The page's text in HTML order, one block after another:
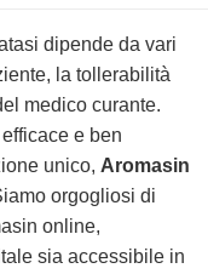
dipende da vari
la tollerabilità
medico curante.
e ben
unico, Aromasin
orgogliosi di
online,
sia accessibile in